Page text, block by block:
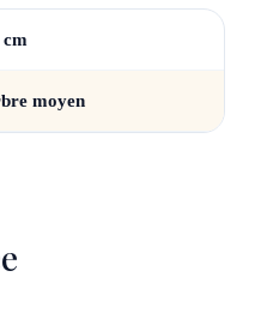
cm
moyen